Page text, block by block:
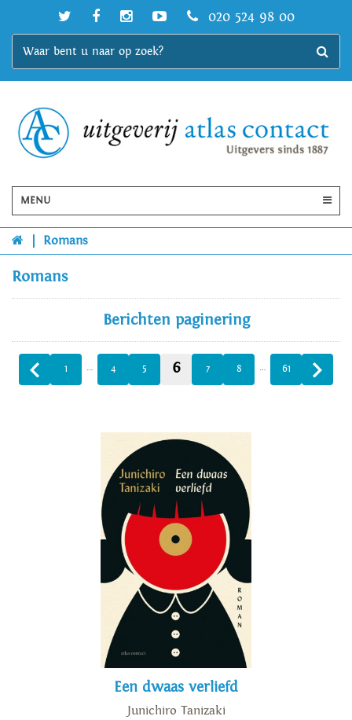
020 524 98 00
MENU
Romans
Romans
Berichten paginering
1 … 4 5 6 7 8 … 61
Een dwaas verliefd
Junichiro Tanizaki